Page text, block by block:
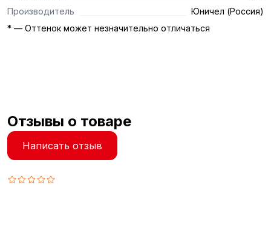
Производитель
Юничел (Россия)
* — Оттенок может незначительно отличаться
Отзывы о товаре
Написать отзыв